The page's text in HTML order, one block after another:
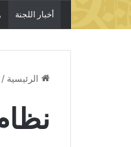
أخبار اللجنة
الرئيسية /